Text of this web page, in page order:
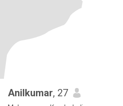
Anilkumar, 27